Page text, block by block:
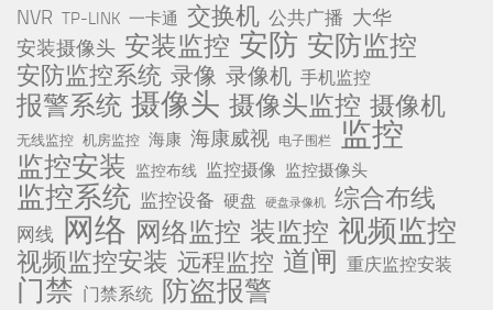
NVR TP-LINK 一卡通 交换机 公共广播 大华
安装摄像头 安装监控 安防 安防监控
安防监控系统 录像 录像机 手机监控
报警系统 摄像头 摄像头监控 摄像机
无线监控 机房监控 海康 海康威视 电子围栏 监控
监控安装 监控布线 监控摄像 监控摄像头
监控系统 监控设备 硬盘 硬盘录像机 综合布线
网线 网络 网络监控 装监控 视频监控
视频监控安装 远程监控 道闸 重庆监控安装
门禁 门禁系统 防盗报警